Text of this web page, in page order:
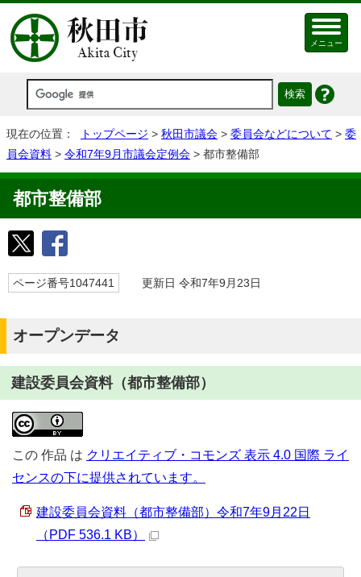
メニュー
現在の位置： トップページ > 秋田市議会 > 委員会などについて > 委
員会資料 > 令和7年9月市議会定例会 > 都市整備部
都市整備部
ページ番号1047441 更新日 令和7年9月23日
オープンデータ
建設委員会資料（都市整備部）
この 作品 は クリエイティブ・コモンズ 表示 4.0 国際 ライ
センスの下に提供されています。
建設委員会資料（都市整備部）令和7年9月22日
（PDF 536.1 KB）